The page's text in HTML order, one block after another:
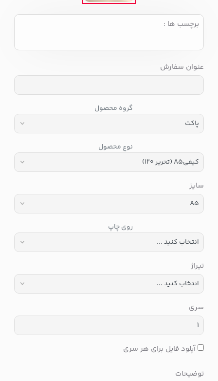
برچسب ها :
عنوان سفارش
گروه محصول
نوع محصول
سایز
روی چاپ
تیراژ
سری
آپلود فایل برای هر سری
توضیحات